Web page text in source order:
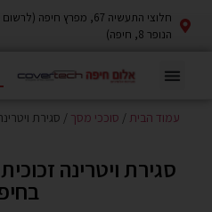
הנופר 8, חיפה)
עמוד הבית / סוככי מסך / סגירת
סגירת ויטרינה